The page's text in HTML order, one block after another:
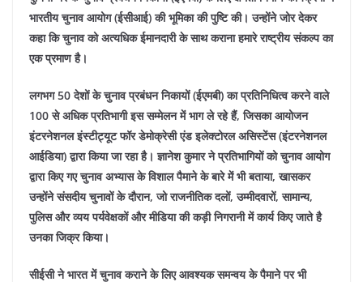
भारतीय चुनाव आयोग (ईसीआई) की भूमिका की पुष्टि की। उन्होंने जोर देकर
कहा कि चुनाव को अत्यधिक ईमानदारी के साथ कराना हमारे राष्ट्रीय संकल्प का
एक प्रमाण है।
लगभग 50 देशों के चुनाव प्रबंधन निकायों (ईएमबी) का प्रतिनिधित्व करने वाले
100 से अधिक प्रतिभागी इस सम्मेलन में भाग ले रहे हैं, जिसका आयोजन
इंटरनेशनल इंस्टीट्यूट फॉर डेमोक्रेसी एंड इलेक्टोरल असिस्टेंस (इंटरनेशनल
आईडिया) द्वारा किया जा रहा है।ज्ञानेश कुमार ने प्रतिभागियों को चुनाव आयोग
द्वारा किए गए चुनाव अभ्यास के विशाल पैमाने के बारे में भी बताया, खासकर
उन्होंने संसदीय चुनावों के दौरान, जो राजनीतिक दलों, उम्मीदवारों, सामान्य,
पुलिस और व्यय पर्यवेक्षकों और मीडिया की कड़ी निगरानी में कार्य किए जाते है
उनका जिक्र किया।
सीईसी ने भारत में चुनाव कराने के लिए आवश्यक समन्वय के पैमाने पर भी